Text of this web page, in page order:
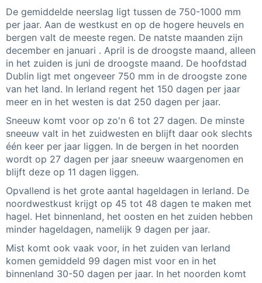
De gemiddelde neerslag ligt tussen de 750-1000 mm
per jaar. Aan de westkust en op de hogere heuvels en
bergen valt de meeste regen. De natste maanden zijn
december en januari . April is de droogste maand, alleen
in het zuiden is juni de droogste maand. De hoofdstad
Dublin ligt met ongeveer 750 mm in de droogste zone
van het land. In Ierland regent het 150 dagen per jaar
meer en in het westen is dat 250 dagen per jaar.
Sneeuw komt voor op zo'n 6 tot 27 dagen. De minste
sneeuw valt in het zuidwesten en blijft daar ook slechts
één keer per jaar liggen. In de bergen in het noorden
wordt op 27 dagen per jaar sneeuw waargenomen en
blijft deze op 11 dagen liggen.
Opvallend is het grote aantal hageldagen in Ierland. De
noordwestkust krijgt op 45 tot 48 dagen te maken met
hagel. Het binnenland, het oosten en het zuiden hebben
minder hageldagen, namelijk 9 dagen per jaar.
Mist komt ook vaak voor, in het zuiden van Ierland
komen gemiddeld 99 dagen mist voor en in het
binnenland 30-50 dagen per jaar. In het noorden komt